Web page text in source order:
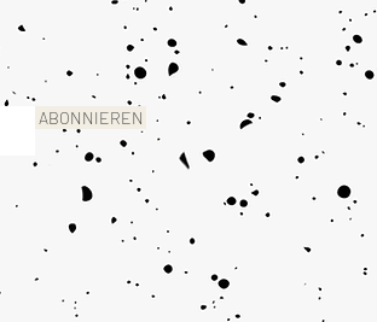
ABONNIEREN